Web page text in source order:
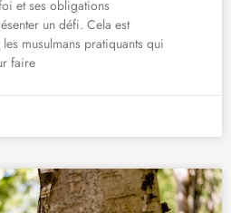
et ses obligations
un défi. Cela est
musulmans pratiquants qui
faire